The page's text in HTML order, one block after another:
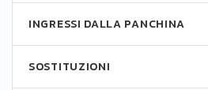
INGRESSI DALLA PANCHINA
SOSTITUZIONI